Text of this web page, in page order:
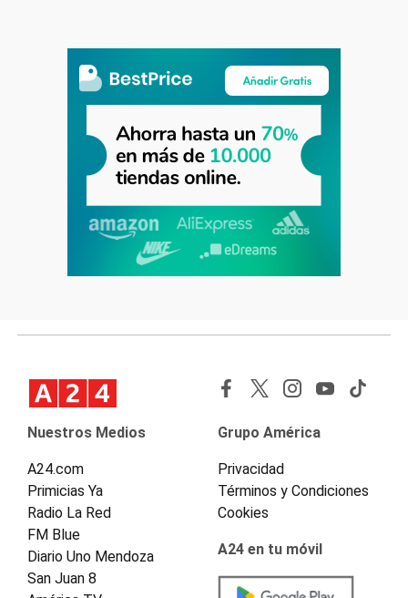
Nuestros Medios
A24.com
Primicias Ya
Radio La Red
FM Blue
Diario Uno Mendoza
San Juan 8
Grupo América
Privacidad
Términos y Condiciones
Cookies
A24 en tu móvil